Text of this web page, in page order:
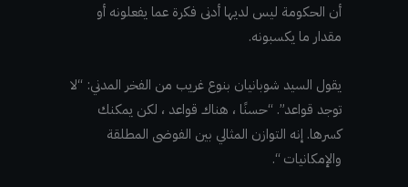
أن الحكومة ليس لديها أدنى فكرة عما يفعلونه أو
مقدار ما يكسبونه.
يقول السيد شوبانيان بنوع غريب من الفخر المدني: “لا
توجد قواعد”. “حسنًا ، هناك قواعد ، لكن يمكنك
كسرها. إنه التوازن المثالي بين الفوضى المطلقة
والإمكانيات “.